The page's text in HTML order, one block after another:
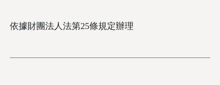
依據財團法人法第25條規定辦理